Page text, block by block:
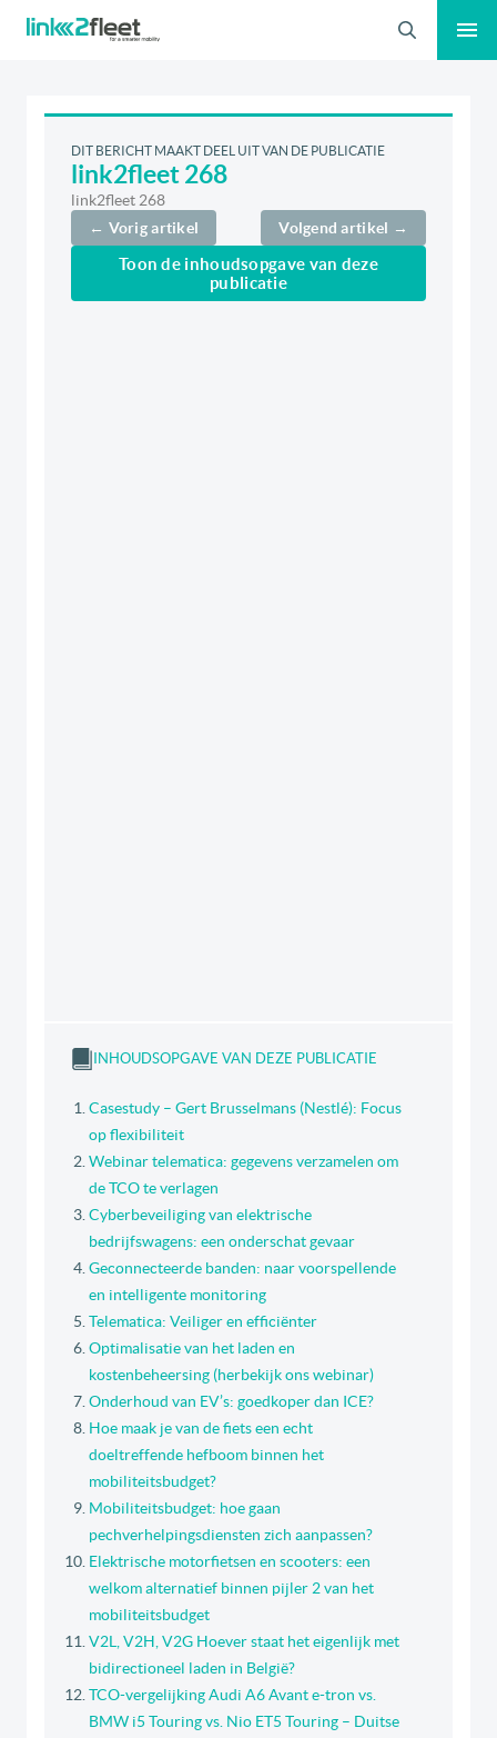
Zoeken
DIT BERICHT MAAKT DEEL UIT VAN DE PUBLICATIE
link2fleet 268
link2fleet 268
← Vorig artikel
Volgend artikel →
Toon de inhoudsopgave van deze
publicatie
INHOUDSOPGAVE VAN DEZE PUBLICATIE
Casestudy – Gert Brusselmans (Nestlé): Focus
op flexibiliteit
Webinar telematica: gegevens verzamelen om
de TCO te verlagen
Cyberbeveiliging van elektrische
bedrijfswagens: een onderschat gevaar
Geconnecteerde banden: naar voorspellende
en intelligente monitoring
Telematica: Veiliger en efficiënter
Optimalisatie van het laden en
kostenbeheersing (herbekijk ons webinar)
Onderhoud van EV’s: goedkoper dan ICE?
Hoe maak je van de fiets een echt
doeltreffende hefboom binnen het
mobiliteitsbudget?
Mobiliteitsbudget: hoe gaan
pechverhelpingsdiensten zich aanpassen?
Elektrische motorfietsen en scooters: een
welkom alternatief binnen pijler 2 van het
mobiliteitsbudget
V2L, V2H, V2G Hoever staat het eigenlijk met
bidirectioneel laden in België?
TCO-vergelijking Audi A6 Avant e-tron vs.
BMW i5 Touring vs. Nio ET5 Touring – Duitse